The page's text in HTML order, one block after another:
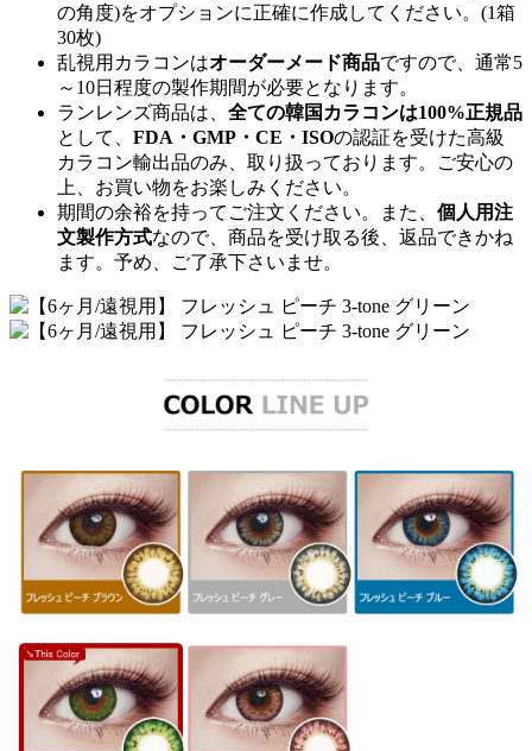
の角度)をオプションに正確に作成してください。(1箱
30枚)
乱視用カラコンはオーダーメード商品ですので、 通常5
～10日程度の製作期間が必要となります。
ランレンズ商品は、 全ての韓国カラコンは100%正規品
として、 FDA・GMP・CE・ISOの認証を受けた高級
カラコン輸出品のみ、取り扱っております。ご安心の
上、お買い物をお楽しみください。
期間の余裕を持ってご注文ください。また、 個人用注
文製作方式なので、商品を受け取る後、返品できかね
ます。予め、ご了承下さいませ。